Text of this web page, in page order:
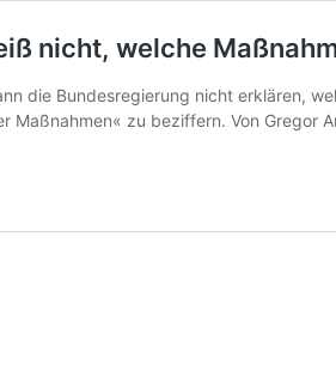
nicht, welche
die Bundesregierung nicht erklären,
Maßnahmen« zu beziffern. Von Gregor